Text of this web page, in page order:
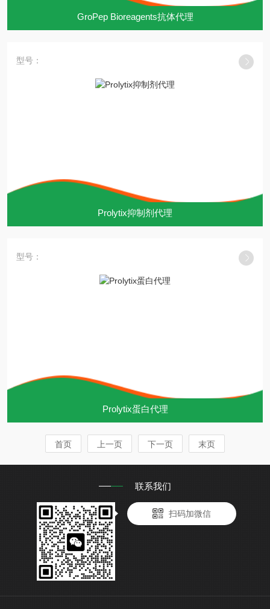
GroPep Bioreagents抗体代理
型号：
Prolytix抑制剂代理
型号：
Prolytix蛋白代理
首页 上一页 下一页 末页
联系我们
扫码加微信